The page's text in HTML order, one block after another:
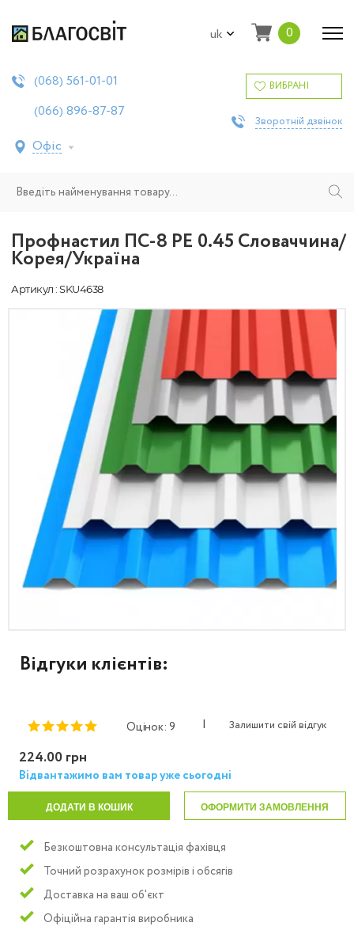
uk 0
(068) 561-01-01
(066) 896-87-87
Офіс
ВИБРАНІ
Зворотній дзвінок
Профнастил ПС-8 PE 0.45 Словаччина/
Корея/Україна
Артикул : SKU4638
Відгуки клієнтів:
Оцінок: 9 | Залишити свій відгук
224.00 грн
Відвантажимо вам товар уже сьогодні
ДОДАТИ В КОШИК ОФОРМИТИ ЗАМОВЛЕННЯ
Безкоштовна консультація фахівця
Точний розрахунок розмірів і обсягів
Доставка на ваш об'єкт
Офіційна гарантія виробника